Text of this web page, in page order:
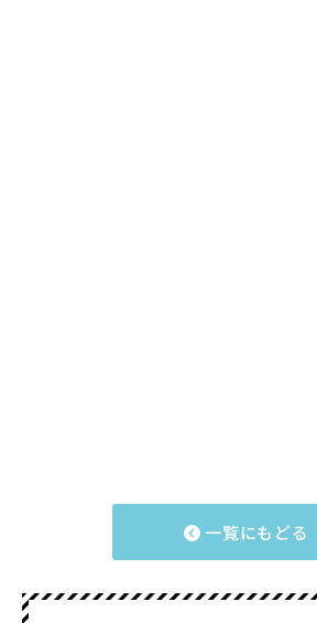
一覧にもどる